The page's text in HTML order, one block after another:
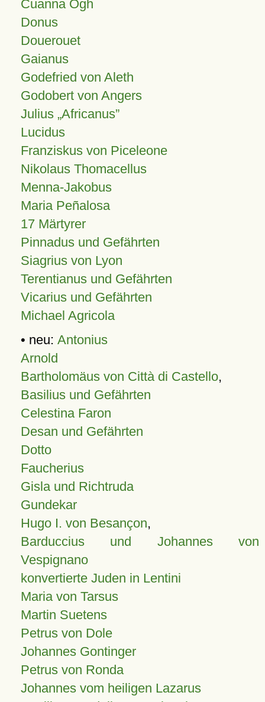
Cuanna Ógh
Donus
Douerouet
Gaianus
Godefried von Aleth
Godobert von Angers
Julius Africanus
Lucidus
Franziskus von Piceleone
Nikolaus Thomacellus
Menna-Jakobus
Maria Peñalosa
17 Märtyrer
Pinnadus und Gefährten
Siagrius von Lyon
Terentianus und Gefährten
Vicarius und Gefährten
Michael Agricola
• neu: Antonius
Arnold
Bartholomäus von Città di Castello,
Basilius und Gefährten
Celestina Faron
Desan und Gefährten
Dotto
Faucherius
Gisla und Richtruda
Gundekar
Hugo I. von Besançon,
Barduccius und Johannes von
Vespignano
konvertierte Juden in Lentini
Maria von Tarsus
Martin Suetens
Petrus von Dole
Johannes Gontinger
Petrus von Ronda
Johannes vom heiligen Lazarus